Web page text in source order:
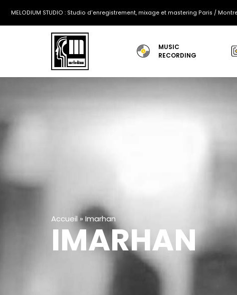
MELODIUM STUDIO : Studio d'enregistrement, mixage et mastering Paris /
MUSIC
RECORDING
Accueil » Imarhan
IMARHAN